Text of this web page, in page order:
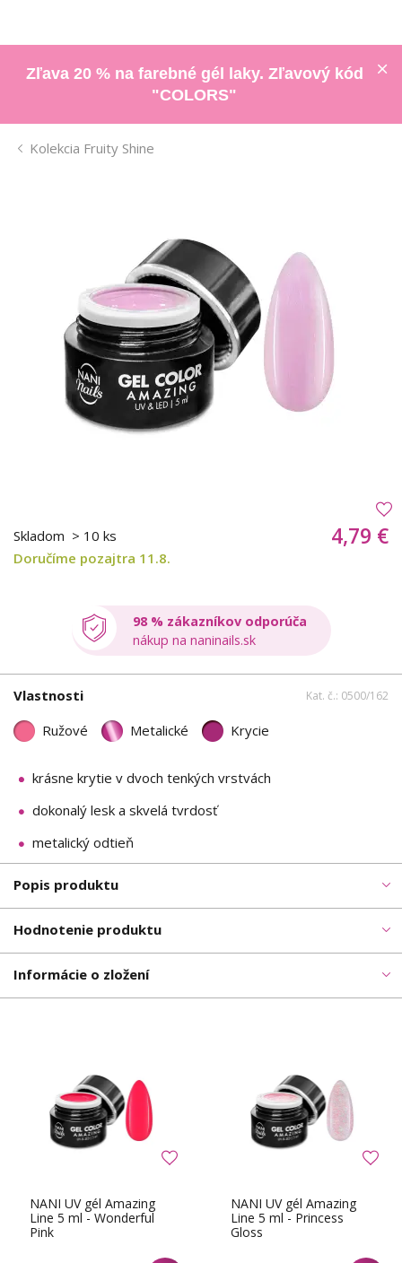
Zľava 20 % na farebné gél laky. Zľavový kód
"COLORS"
Kolekcia Fruity Shine
Skladom > 10 ks
Doručíme pozajtra 11.8.
4,79 €
98 % zákazníkov odporúča
nákup na naninails.sk
Vlastnosti Kat. č.: 0500/162
Ružové Metalické Krycie
krásne krytie v dvoch tenkých vrstvách
dokonalý lesk a skvelá tvrdosť
metalický odtieň
Popis produktu
Hodnotenie produktu
Informácie o zložení
NANI UV gél Amazing
Line 5 ml - Wonderful
Pink
NANI UV gél Amazing
Line 5 ml - Princess
Gloss